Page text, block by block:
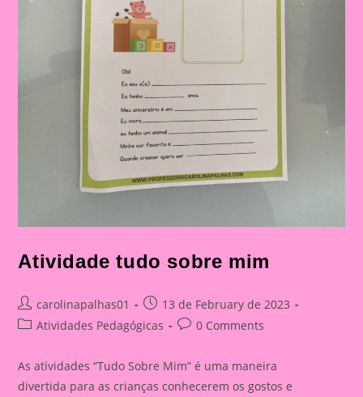
Atividade tudo sobre mim
Post
author:
carolinapalhas01
Post
published:
13 de February de 2023
PostAtividades Pedagógicas
Post0 Comments
As atividades “Tudo Sobre Mim” é uma maneira
divertida para as crianças conhecerem os gostos e